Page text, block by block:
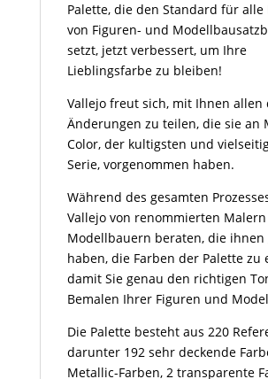
Palette, die den Standard für alle
von Figuren- und
setzt, jetzt verbessert, um Ihre
Lieblingsfarbe zu bleiben!
Vallejo freut sich, mit Ihnen allen
Änderungen zu teilen, die sie an
Color, der kultigsten und
Serie, vorgenommen haben.
Während des gesamten
Vallejo von renommierten
Modellbauern beraten, die ihnen
haben, die Farben der Palette zu
damit Sie genau den richtigen
Bemalen Ihrer Figuren und
Die Palette besteht aus 220
darunter 192 sehr deckende
Metallic-Farben, 2 transparente